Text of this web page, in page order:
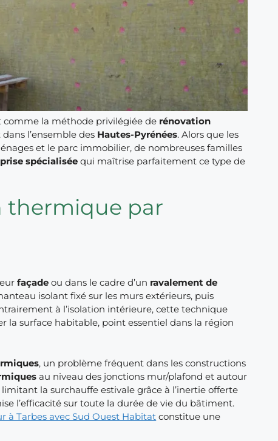
comme la méthode privilégiée de rénovation
dans l’ensemble des Hautes-Pyrénées. Alors que les
et le parc immobilier, de nombreuses familles
spécialisée qui maîtrise parfaitement ce type de
thermique par
façade ou dans le cadre d’un ravalement de
isolant fixé sur les murs extérieurs, puis
à l’isolation intérieure, cette technique
surface habitable, point essentiel dans la région
, un problème fréquent dans les constructions
au niveau des jonctions mur/plafond et autour
la surchauffe estivale grâce à l’inertie offerte
l’efficacité sur toute la durée de vie du bâtiment.
à Tarbes avec Sud Ouest Habitat constitue une